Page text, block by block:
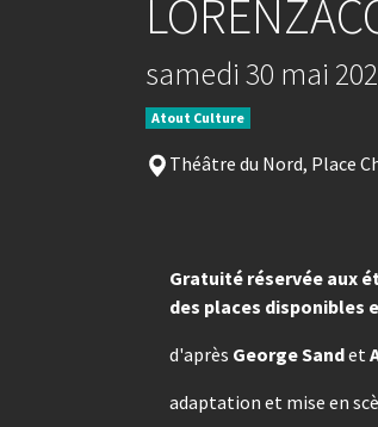
samedi 30 mai
Atout Culture
Théâtre du Nord, Place
Gratuité réservée aux
des places disponibles
d'après George Sandet
adaptation et mise en